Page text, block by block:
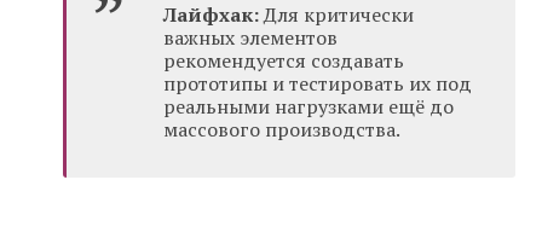
Лайфхак:Для критически
важных элементов
рекомендуется создавать
прототипы и тестировать их под
реальными нагрузками ещё до
массового производства.